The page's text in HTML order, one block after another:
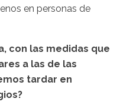
en personas de
con las medidas que
a las de las
tardar en